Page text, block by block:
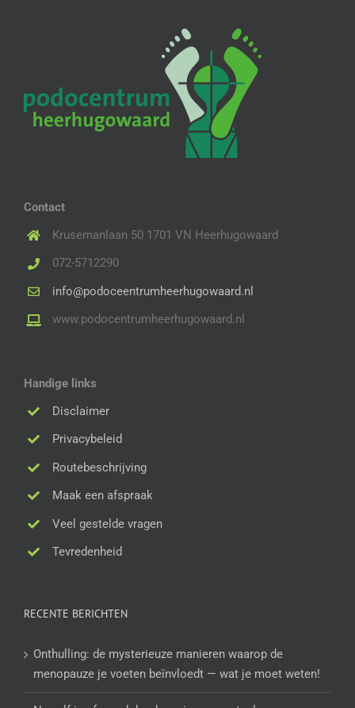
Contact
Krusemanlaan 50 1701 VN Heerhugowaard
072-5712290
info@podoceentrumheerhugowaard.nl
www.podocentrumheerhugowaard.nl
Handige links
Disclaimer
Privacybeleid
Routebeschrijving
Maak een afspraak
Veel gestelde vragen
Tevredenheid
RECENTE BERICHTEN
Onthulling: de mysterieuze manieren waarop de
menopauze je voeten beïnvloedt — wat je moet weten!